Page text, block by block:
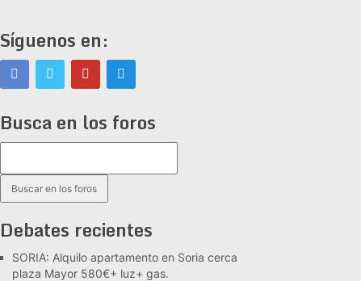
Síguenos en:
Busca en los foros
Debates recientes
SORIA: Alquilo apartamento en Soria cerca
plaza Mayor 580€+ luz+ gas.